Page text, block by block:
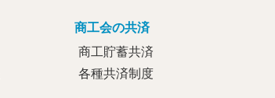
商工会の共済
商工貯蓄共済
各種共済制度